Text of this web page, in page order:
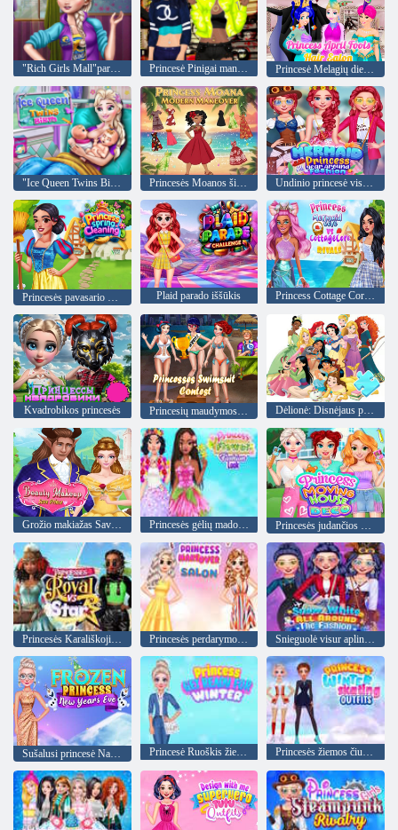
"Rich Girls Mall"parduotuvės Princesė Pinigai man Už Princesė Melagių diena kirpykla
"Ice Queen Twins Birth" Princesės Moanos šiuolaikinis pertvarkymas Undinio princesė visus metus aplink madą
Plaid parado iššūkis Princess Cottage Core vs Mermaid Core varžovai
Kvadrobikos princesės Princesių maudymosi kostiumėlių konkursas Dėlionė: Disnėjaus princesė
Grožio makiažas Save Prince Princesės gėlių mados išvaizda Princesės judančios namo deko
Princesės perdarymo salonas
Princesė Ruoškis žiemai Princesės žiemos čiuožimo apranga